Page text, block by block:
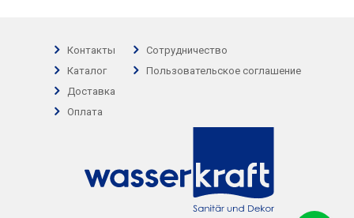
Контакты
Каталог
Доставка
Оплата
Сотрудничество
Пользовательское соглашение